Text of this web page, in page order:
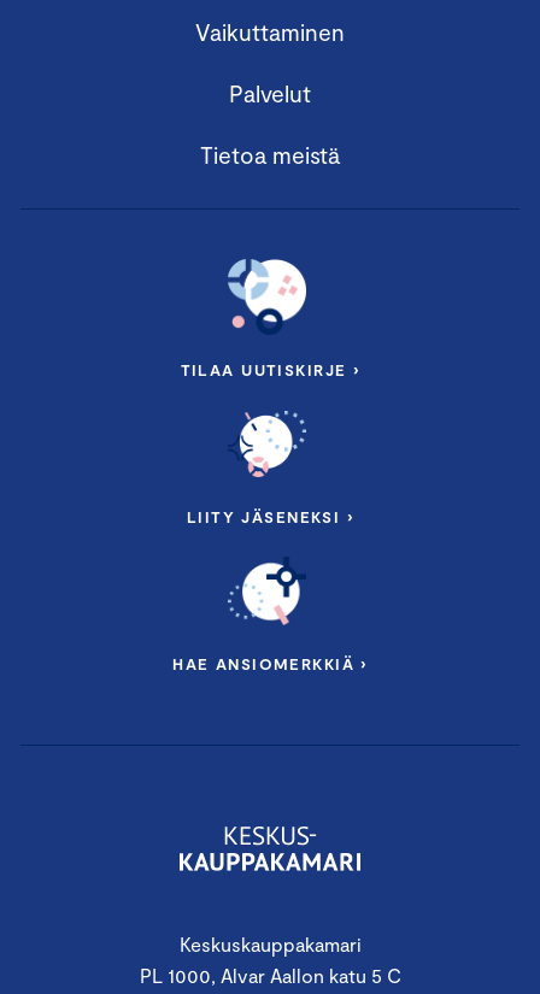
Keskuskauppakamari
PL 1000, Alvar Aallon katu 5 C
Vaikuttaminen
Palvelut
Tietoa meistä
TILAA UUTISKIRJE ›
LIITY JÄSENEKSI ›
HAE ANSIOMERKKIÄ ›